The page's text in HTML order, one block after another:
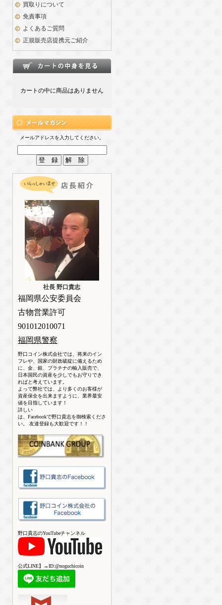
買取りについて
免責事項
よくあるご質問
正規販売店提携元ご紹介
カートの中に商品はありません
メールアドレスを入力してください。
社長 野口貴志
福岡県公安委員会
古物営業許可
901012010071
福岡県警察
野口コイン株式会社では、将来のイン
フレや、国家の財政破綻に備えるため
に、金、銀、プラチナの輸入販売で、
日本国民の資産を少しでもお守りでき
ればと考えています。
よって弊社では、より多くのお客様が
資産保全を出来ますように、業界最安
値を目指しています！
詳しい
は、Facebookで野口貴志を御検索くださ
い。 友達登録も大歓迎です！！
野口貴志のYouTubeチャンネル
公式LINE】→ID:@noguchicoin